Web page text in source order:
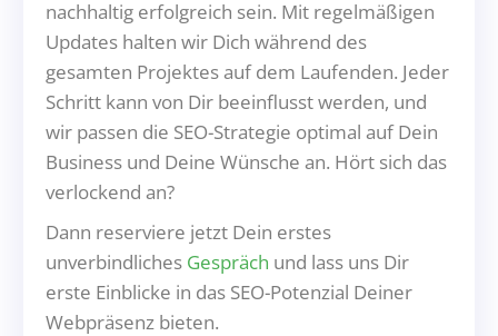
nachhaltig erfolgreich sein. Mit regelmäßigen
Updates halten wir Dich während des
gesamten Projektes auf dem Laufenden. Jeder
Schritt kann von Dir beeinflusst werden, und
wir passen die SEO-Strategie optimal auf Dein
Business und Deine Wünsche an. Hört sich das
verlockend an?
Dann reserviere jetzt Dein erstes
unverbindliches Gespräch und lass uns Dir
erste Einblicke in das SEO-Potenzial Deiner
Webpräsenz bieten.